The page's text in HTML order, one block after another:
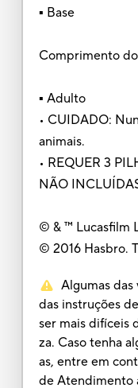
▪ Base
Comprimento
▪ Adulto
• CUIDADO:
animais.
• REQUER 3
NÃO
© & ™ Lucasfilm
© 2016 Hasbro.
Algumas das
das instruções
ser mais difíceis
za. Caso tenha
as, entre em
de Atendimento